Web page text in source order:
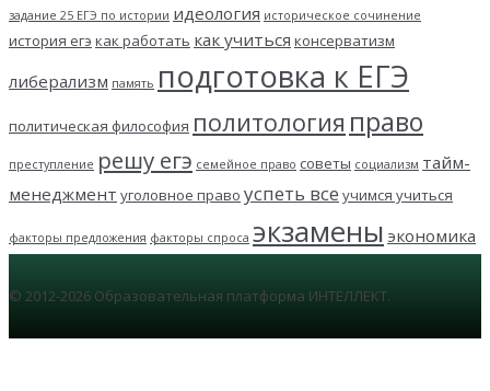
задание 25 ЕГЭ по истории идеология историческое сочинение
история егэ как работать как учиться консерватизм
либерализм память подготовка к ЕГЭ
политическая философия политология право
преступление решу егэ семейное право советы социализм тайм-
менеджмент уголовное право успеть все учимся учиться
факторы предложения факторы спроса экзамены экономика
© 2012-2026 Образовательная платформа ИНТЕЛЛЕКТ.